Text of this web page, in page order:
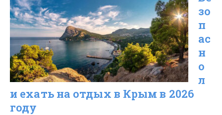
в
Турции
2023
года.
Что
важно
зо
п
ас
н
о
л
и ехать на отдых в Крым в 2026
году